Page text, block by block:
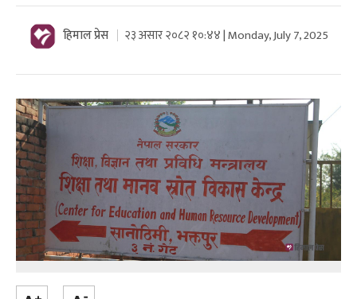
हिमाल प्रेस २३ असार २०८२ १०:४४ | Monday, July 7, 2025